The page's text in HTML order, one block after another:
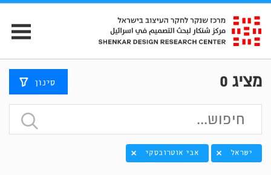
מציג 0 סינון
ישראל אבי אוטרובסקי